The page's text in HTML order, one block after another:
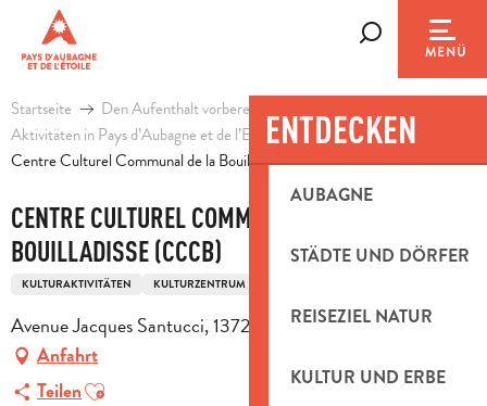
contenu
principal
MENÜ
ENTDECKEN
AUBAGNE
STÄDTE UND DÖRFER
REISEZIEL NATUR
KULTUR UND ERBE
Startseite Den Aufenthalt vorbereiten
Aktivitäten in Pays d’Aubagne et de l’Etoile
Freizeit
Centre Culturel Communal de la Bouilladisse (CCCB)
CENTRE CULTUREL COMMUNAL DE LA
BOUILLADISSE (CCCB)
KULTURAKTIVITÄTEN KULTURZENTRUM
Avenue Jacques Santucci, 13720 La Bouilladisse
Anfahrt
TeilenAjouter aux favoris